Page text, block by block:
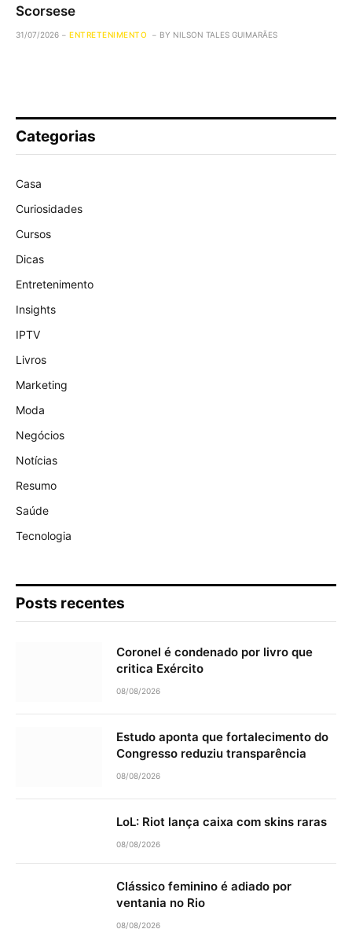
Scorsese
31/07/2026 ENTRETENIMENTO BY NILSON TALES GUIMARÃES
Categorias
Casa
Curiosidades
Cursos
Dicas
Entretenimento
Insights
IPTV
Livros
Marketing
Moda
Negócios
Notícias
Resumo
Saúde
Tecnologia
Posts recentes
Coronel é condenado por livro que
critica Exército
08/08/2026
Estudo aponta que fortalecimento do
Congresso reduziu transparência
08/08/2026
LoL: Riot lança caixa com skins raras
08/08/2026
Clássico feminino é adiado por
ventania no Rio
08/08/2026